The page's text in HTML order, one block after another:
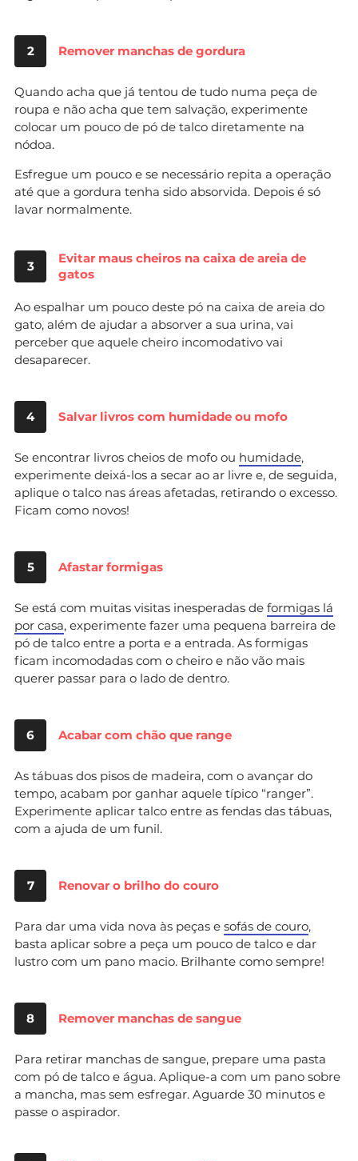
2 Remover manchas de gordura
Quando acha que já tentou de tudo numa peça de
roupa e não acha que tem salvação, experimente
colocar um pouco de pó de talco diretamente na
nódoa.
Esfregue um pouco e se necessário repita a operação
até que a gordura tenha sido absorvida. Depois é só
lavar normalmente.
3
Evitar maus cheiros na caixa de areia de
gatos
Ao espalhar um pouco deste pó na caixa de areia do
gato, além de ajudar a absorver a sua urina, vai
perceber que aquele cheiro incomodativo vai
desaparecer.
4 Salvar livros com humidade ou mofo
Se encontrar livros cheios de mofo ou humidade,
experimente deixá-los a secar ao ar livre e, de seguida,
aplique o talco nas áreas afetadas, retirando o excesso.
Ficam como novos!
5 Afastar formigas
Se está com muitas visitas inesperadas de formigas lá
por casa, experimente fazer uma pequena barreira de
pó de talco entre a porta e a entrada. As formigas
ficam incomodadas com o cheiro e não vão mais
querer passar para o lado de dentro.
6 Acabar com chão que range
As tábuas dos pisos de madeira, com o avançar do
tempo, acabam por ganhar aquele típico “ranger”.
Experimente aplicar talco entre as fendas das tábuas,
com a ajuda de um funil.
7 Renovar o brilho do couro
Para dar uma vida nova às peças e sofás de couro,
basta aplicar sobre a peça um pouco de talco e dar
lustro com um pano macio. Brilhante como sempre!
8 Remover manchas de sangue
Para retirar manchas de sangue, prepare uma pasta
com pó de talco e água. Aplique-a com um pano sobre
a mancha, mas sem esfregar. Aguarde 30 minutos e
passe o aspirador.